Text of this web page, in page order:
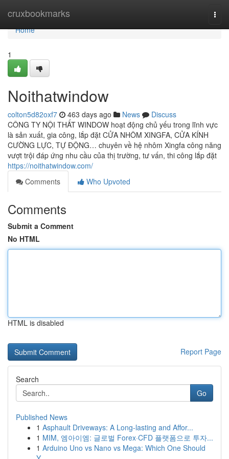
cruxbookmarks
Home
Home
1
Noithatwindow
colton5d82oxf7 463 days ago News
Discuss
CÔNG TY NỘI THẤT WINDOW hoạt động chủ yếu trong lĩnh vực
là sản xuất, gia công, lắp đặt CỬA NHÔM XINGFA, CỬA KÍNH
CƯỜNG LỰC, TỰ ĐỘNG… chuyên về hệ nhôm Xingfa công năng
vượt trội đáp ứng nhu cầu của thị trường, tư vấn, thi công lắp đặt
https://noithatwindow.com/
Comments
Who Upvoted
Comments
Submit a Comment
No HTML
HTML is disabled
Report Page
Search
Go
Published News
1 Asphault Driveways: A Long-lasting and Affor...
1 MIM, 엠아이엠: 글로벌 Forex·CFD 플랫폼으로 투자...
1 Arduino Uno vs Nano vs Mega: Which One Should